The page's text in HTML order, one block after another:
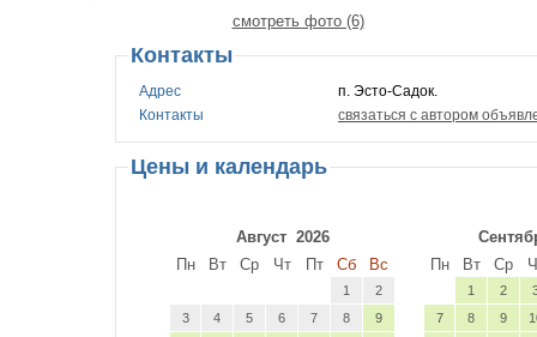
смотреть фото (6)
Контакты
Адрес
п. Эсто-Садок.
Контакты
связаться с автором
Цены и календарь
Август 2026
Пн
Вт Ср Чт Пт Сб Вс
1
2
3
4 5 6 7 8
9
Пн
Вт Ср
1 2
7
8 9